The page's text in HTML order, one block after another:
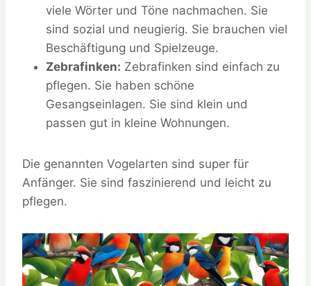
viele Wörter und Töne nachmachen. Sie
sind sozial und neugierig. Sie brauchen viel
Beschäftigung und Spielzeuge.
Zebrafinken: Zebrafinken sind einfach zu
pflegen. Sie haben schöne
Gesangseinlagen. Sie sind klein und
passen gut in kleine Wohnungen.
Die genannten Vogelarten sind super für
Anfänger. Sie sind faszinierend und leicht zu
pflegen.